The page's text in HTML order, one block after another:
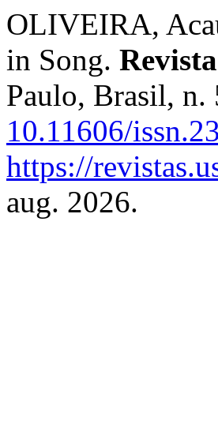
OLIVEIRA,
in Song.
Paulo, Brasil,
10.11606/
https://
aug. 2026.